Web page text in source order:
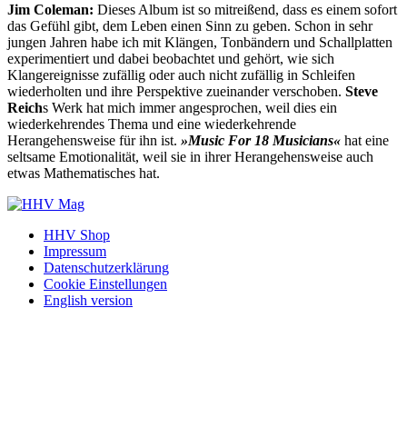
Jim Coleman: Dieses Album ist so mitreißend, dass es einem sofort
das Gefühl gibt, dem Leben einen Sinn zu geben. Schon in sehr
jungen Jahren habe ich mit Klängen, Tonbändern und Schallplatten
experimentiert und dabei beobachtet und gehört, wie sich
Klangereignisse zufällig oder auch nicht zufällig in Schleifen
wiederholten und ihre Perspektive zueinander verschoben. Steve
Reichs Werk hat mich immer angesprochen, weil dies ein
wiederkehrendes Thema und eine wiederkehrende
Herangehensweise für ihn ist. »Music For 18 Musicians« hat eine
seltsame Emotionalität, weil sie in ihrer Herangehensweise auch
etwas Mathematisches hat.
HHV Shop
Impressum
Datenschutzerklärung
Cookie Einstellungen
English version